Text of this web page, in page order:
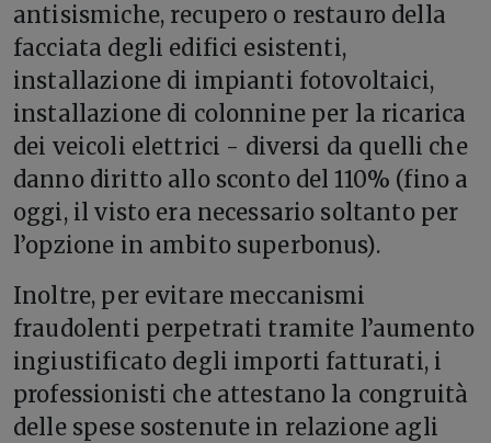
antisismiche, recupero o restauro della
facciata degli edifici esistenti,
installazione di impianti fotovoltaici,
installazione di colonnine per la ricarica
dei veicoli elettrici - diversi da quelli che
danno diritto allo sconto del 110% (fino a
oggi, il visto era necessario soltanto per
l’opzione in ambito superbonus).
Inoltre, per evitare meccanismi
fraudolenti perpetrati tramite l’aumento
ingiustificato degli importi fatturati, i
professionisti che attestano la congruità
delle spese sostenute in relazione agli